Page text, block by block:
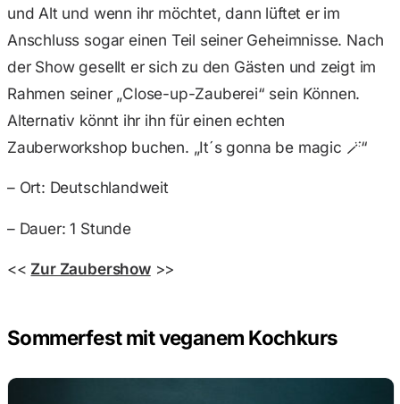
und Alt und wenn ihr möchtet, dann lüftet er im
Anschluss sogar einen Teil seiner Geheimnisse. Nach
der Show gesellt er sich zu den Gästen und zeigt im
Rahmen seiner „Close-up-Zauberei“ sein Können.
Alternativ könnt ihr ihn für einen echten
Zauberworkshop buchen. „It´s gonna be magic 🪄“
– Ort: Deutschlandweit
– Dauer: 1 Stunde
<< Zur Zaubershow>>
Sommerfest mit veganem Kochkurs